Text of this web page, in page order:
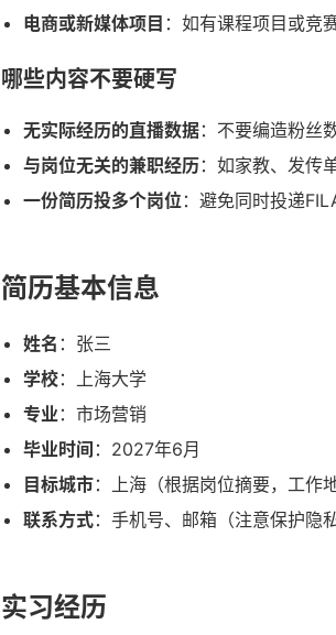
电商或新媒体项目 ：如有课程项目或竞
哪些内容不要硬写
无实际经历的直播数据：不要编造粉丝
与岗位无关的兼职经历：如家教、发传
一份简历投多个岗位 ：避免同时投递
简历基本信息
姓名 ：张三
学校：上海大学
专业 ：市场营销
毕业时间 ：2027年6月
目标城市：上海（根据岗位摘要，工作
联系方式：手机号、邮箱（注意保护隐
实习经历